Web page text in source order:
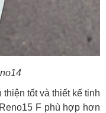
tốt và thiết kế tinh
F phù hợp hơn